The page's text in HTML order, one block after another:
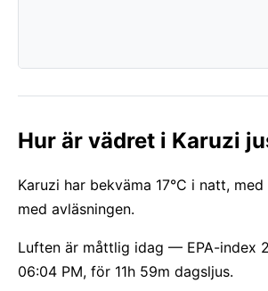
Hur är vädret i Karuzi
Karuzi har bekväma 17°C i natt,
med avläsningen.
Luften är måttlig idag — EPA-index
06:04 PM, för 11h 59m dagsljus.